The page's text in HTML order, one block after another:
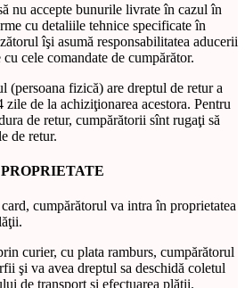
nu accepte bunurile livrate în cazul în
cu detaliile tehnice specificate în
îşi asumă responsabilitatea aducerii
cele comandate de cumpărător.
(persoana fizică) are dreptul de retur a
de la achiziţionarea acestora. Pentru
de retur, cumpărătorii sînt rugaţi să
de retur.
cumpărătorul va intra în proprietatea
curier, cu plata ramburs, cumpărătorul
şi va avea dreptul sa deschidă coletul
de transport şi efectuarea plăţii.